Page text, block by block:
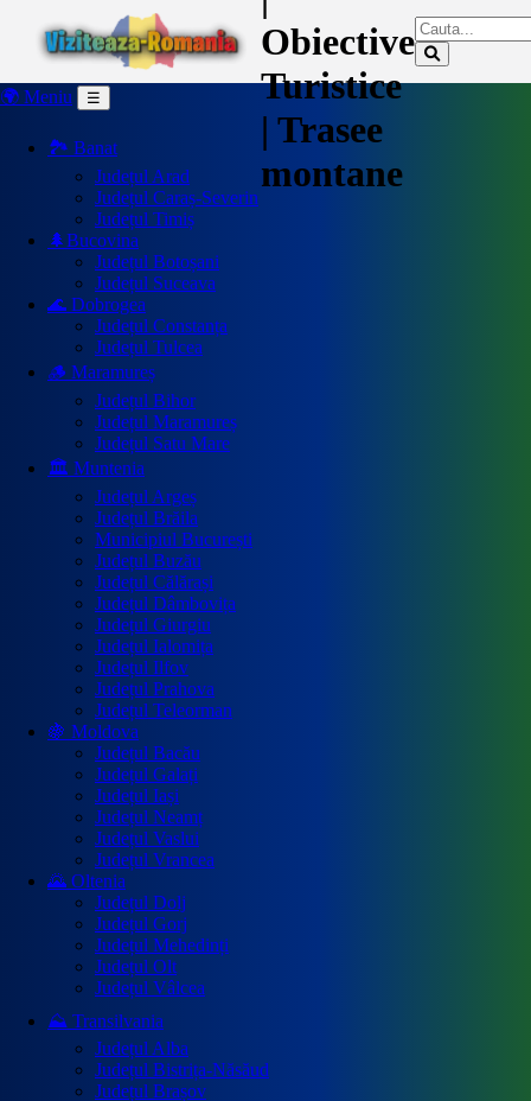
Obiective
Turistice
| Trasee
montane
🌍 Meniu ☰
🏞️ Banat
Județul Arad
Județul Caraș-Severin
Județul Timiș
🌲Bucovina
Județul Botoșani
Județul Suceava
🌊 Dobrogea
Județul Constanța
Județul Tulcea
🪵 Maramureș
Județul Bihor
Județul Maramureș
Județul Satu Mare
🏛️ Muntenia
Județul Argeș
Județul Brăila
Municipiul București
Județul Buzău
Județul Călărași
Județul Dâmbovița
Județul Giurgiu
Județul Ialomița
Județul Ilfov
Județul Prahova
Județul Teleorman
🍇 Moldova
Județul Bacău
Județul Galați
Județul Iași
Județul Neamț
Județul Vaslui
Județul Vrancea
🌄 Oltenia
Județul Dolj
Județul Gorj
Județul Mehedinți
Județul Olt
Județul Vâlcea
⛰️ Transilvania
Județul Alba
Județul Bistrița-Năsăud
Județul Brașov